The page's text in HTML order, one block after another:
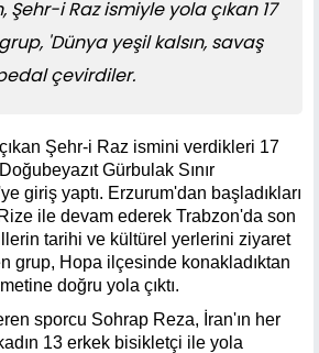
Şehr-i Raz ismiyle yola çıkan 17
'Dünya yeşil kalsın, savaş
çevirdiler.
Şehr-i Raz ismini verdikleri 17
Gürbulak Sınır
giriş yaptı. Erzurum'dan başladıkları
ile devam ederek Trabzon'da son
tarihi ve kültürel yerlerini ziyaret
grup, Hopa ilçesinde konakladıktan
doğru yola çıktı.
sporcu Sohrap Reza, İran'ın her
13 erkek bisikletçi ile yola